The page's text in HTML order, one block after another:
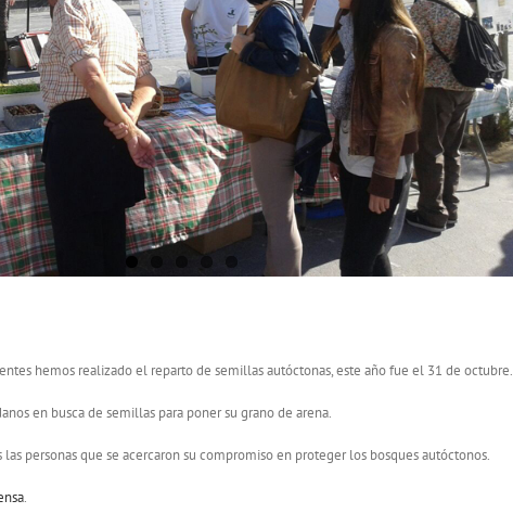
hemos realizado el reparto de semillas autóctonas, este año fue el 31 de octubre.
en busca de semillas para poner su grano de arena.
personas que se acercaron su compromiso en proteger los bosques autóctonos.
.